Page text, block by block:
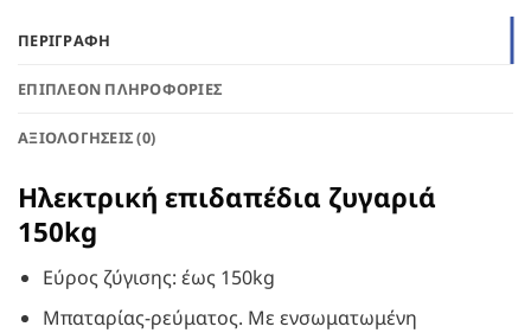
ΠΕΡΙΓΡΑΦΉ
ΕΠΙΠΛΈΟΝ ΠΛΗΡΟΦΟΡΊΕΣ
ΑΞΙΟΛΟΓΉΣΕΙΣ (0)
Ηλεκτρική επιδαπέδια ζυγαριά
150kg
Εύρος ζύγισης: έως 150kg
Μπαταρίας-ρεύματος. Με ενσωματωμένη